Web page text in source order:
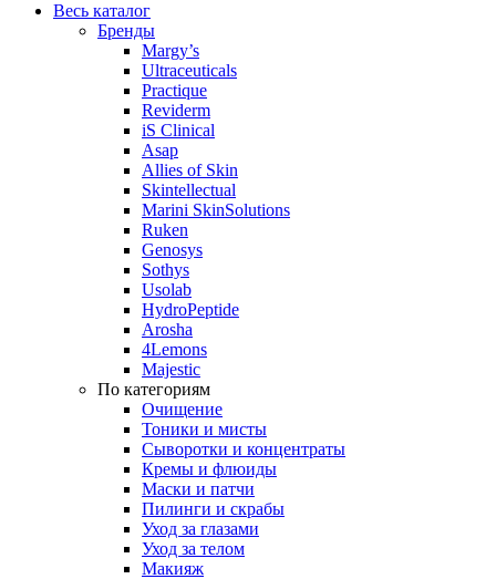
Весь каталог
Бренды
Margy’s
Ultraceuticals
Practique
Reviderm
iS Clinical
Asap
Allies of Skin
Skintellectual
Marini SkinSolutions
Ruken
Genosys
Sothys
Usolab
HydroPeptide
Arosha
4Lemons
Majestic
По категориям
Очищение
Тоники и мисты
Сыворотки и концентраты
Кремы и флюиды
Маски и патчи
Пилинги и скрабы
Уход за глазами
Уход за телом
Макияж